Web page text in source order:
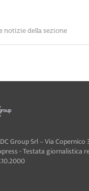
notizie della sezione
Group Srl – Via Copernico
- Testata giornalistica